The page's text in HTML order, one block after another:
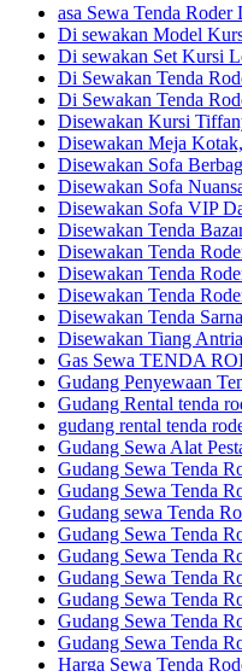
asa Sewa Tenda
Di sewakan Model
Di sewakan Set Kursi
Di Sewakan Tenda
Di Sewakan Tenda
Disewakan Kursi
Disewakan Meja
Disewakan Sofa
Disewakan Sofa
Disewakan Sofa VIP
Disewakan Tenda
Disewakan Tenda
Disewakan Tenda
Disewakan Tenda
Disewakan Tenda
Disewakan Tiang
Gas Sewa TENDA
Gudang Penyewaan
Gudang Rental tenda
gudang rental tenda
Gudang Sewa Alat
Gudang Sewa Tenda
Gudang Sewa Tenda
Gudang sewa Tenda
Gudang Sewa Tenda
Gudang Sewa Tenda
Gudang Sewa Tenda
Gudang Sewa Tenda
Gudang Sewa Tenda
Gudang Sewa Tenda
Harga Sewa Tenda